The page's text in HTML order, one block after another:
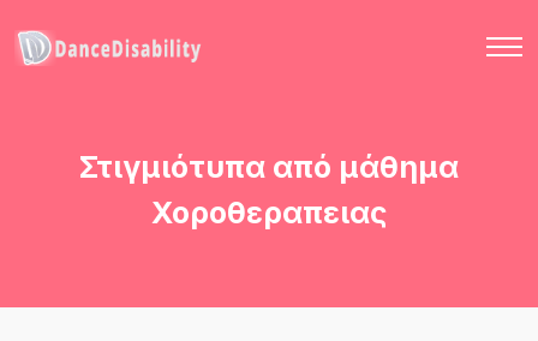
Στιγμιότυπα από μάθημα
Χοροθεραπειας